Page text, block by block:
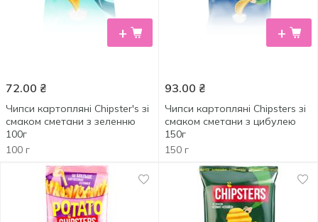
+
72.00 ₴
Чипси картопляні Chipster's зі
смаком сметани з зеленню
100г
100 г
+
93.00 ₴
Чипси картопляні Chipsters зі
смаком сметани з цибулею
150г
150 г